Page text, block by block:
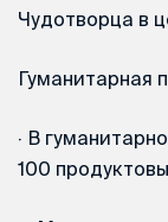
Чудотворца в
Гуманитарная
· В
100